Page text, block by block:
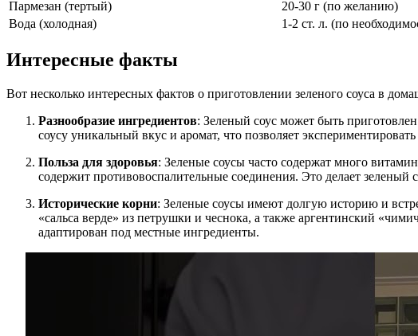
Пармезан (тертый)
20-30 г (по желанию)
Вода (холодная)
1-2 ст. л. (по
Интересные факты
Вот несколько интересных фактов о приготовлении зеленого соуса в
Разнообразие ингредиентов: Зеленый соус может быть
соусу уникальный вкус и аромат, что позволяет
Польза для здоровья: Зеленые соусы часто содержат много
содержит противовоспалительные соединения. Это делает
Исторические корни: Зеленые соусы имеют долгую историю и
«сальса верде» из петрушки и чеснока, а также аргентинский
адаптирован под местные ингредиенты.